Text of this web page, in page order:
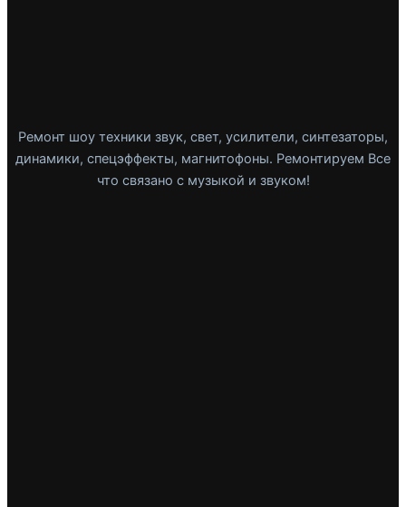
Ремонт шоу техники звук, свет, усилители, синтезаторы,
динамики, спецэффекты, магнитофоны. Ремонтируем Все
что связано с музыкой и звуком!